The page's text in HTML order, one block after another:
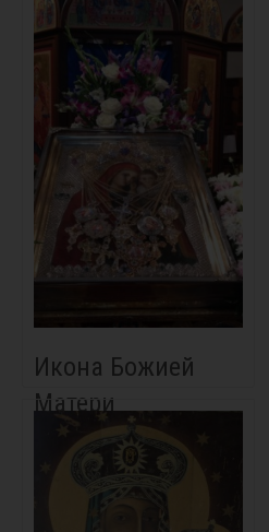
Икона Божией
Матери
«Боянская»